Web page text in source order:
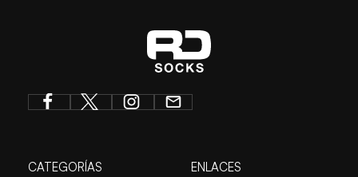
CATEGORÍAS ENLACES